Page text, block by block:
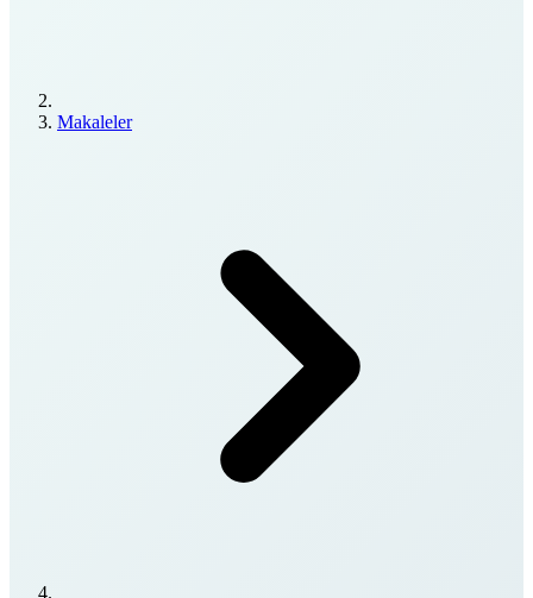
Makaleler